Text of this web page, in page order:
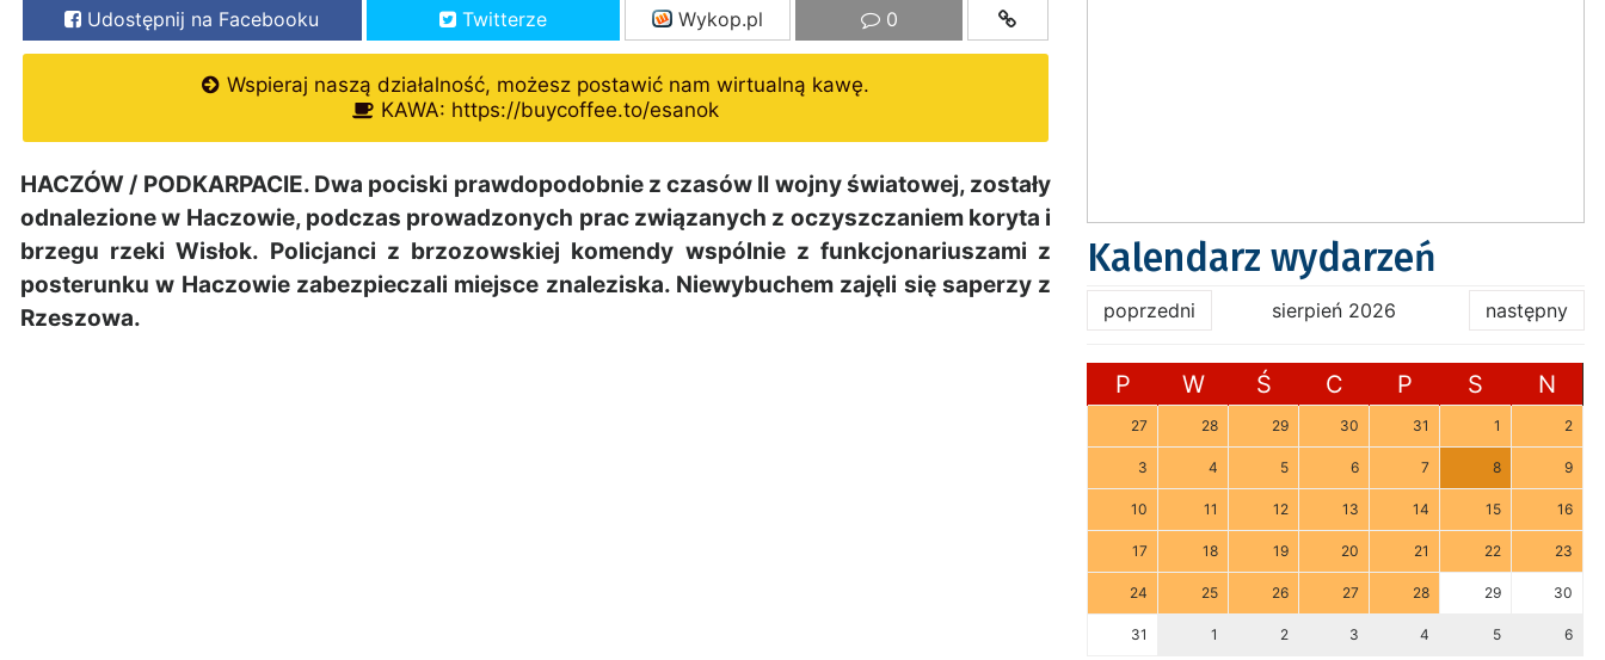
Udostępnij na Facebooku Twitterze Wykop.pl 0
Wspieraj naszą działalność, możesz postawić nam wirtualną kawę.
KAWA: https://buycoffee.to/esanok
HACZÓW / PODKARPACIE. Dwa pociski prawdopodobnie z czasów II wojny światowej, zostały
odnalezione w Haczowie, podczas prowadzonych prac związanych z oczyszczaniem koryta i
brzegu rzeki Wisłok. Policjanci z brzozowskiej komendy wspólnie z funkcjonariuszami z
posterunku w Haczowie zabezpieczali miejsce znaleziska. Niewybuchem zajęli się saperzy z
Rzeszowa.
Kalendarz wydarzeń
poprzedni sierpień 2026 następny
P W Ś C P S N
27 28 29 30 31 1 2
3 4 5 6 7 8 9
10 11 12 13 14 15 16
17 18 19 20 21 22 23
24 25 26 27 28 29 30
31 1 2 3 4 5 6